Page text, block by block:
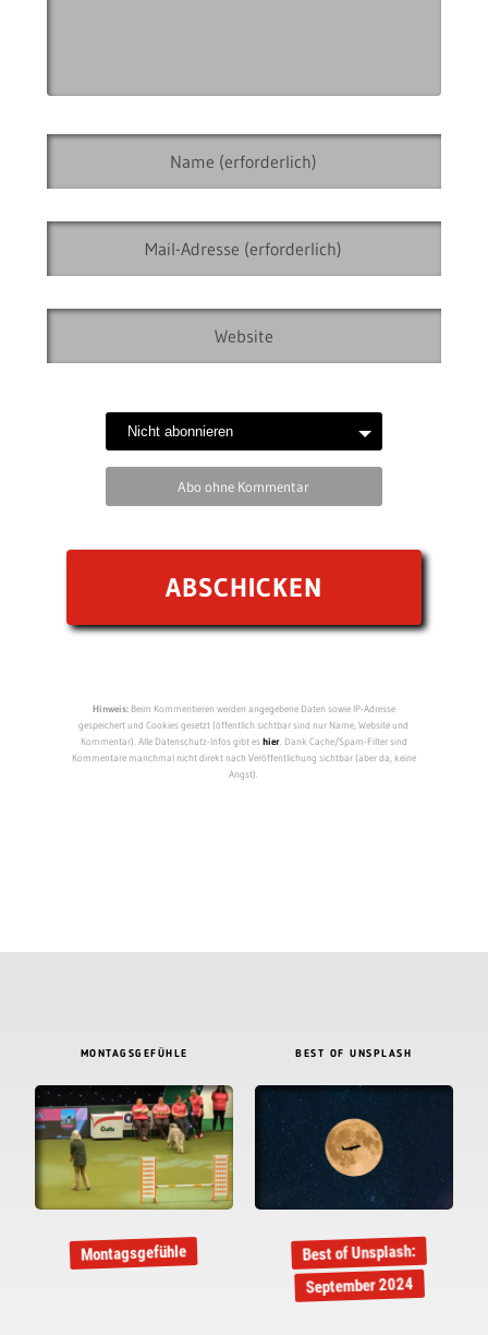
Abo ohne Kommentar
Hinweis:Beim Kommentieren werden angegebene Daten sowie IP-Adresse
gespeichert und Cookies gesetzt (öffentlich sichtbar sind nur Name, Website und
Kommentar). Alle Datenschutz-Infos gibt eshier. Dank Cache/Spam-Filter sind
Kommentare manchmal nicht direkt nach Veröffentlichung sichtbar (aber da, keine
Angst).
MONTAGSGEFÜHLE
Montagsgefühle
BEST OF UNSPLASH
Best of Unsplash:
September 2024